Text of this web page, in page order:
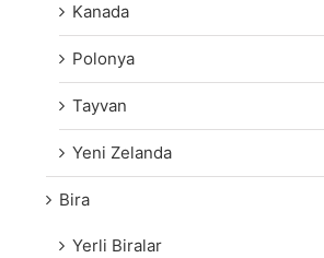
Kanada
Polonya
Tayvan
Yeni Zelanda
Bira
Yerli Biralar